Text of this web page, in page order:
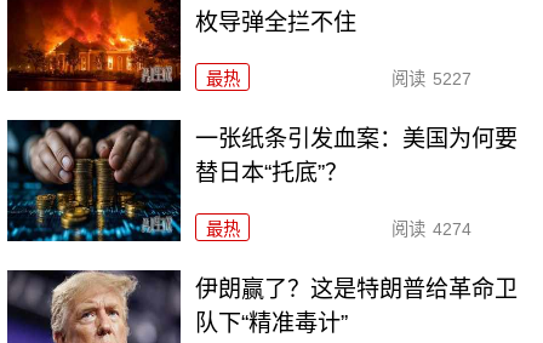
枚导弹全拦不住
最热 阅读 5227
一张纸条引发血案：美国为何要
替日本“托底”？
最热 阅读 4274
伊朗赢了？这是特朗普给革命卫
队下“精准毒计”